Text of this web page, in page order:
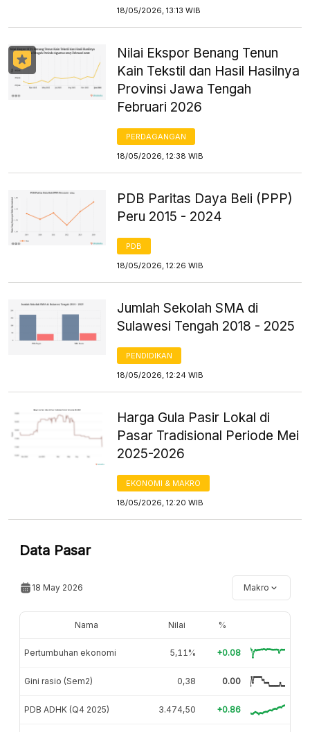
18/05/2026, 13:13 WIB
Nilai Ekspor Benang Tenun
Kain Tekstil dan Hasil Hasilnya
Provinsi Jawa Tengah
Februari 2026
PERDAGANGAN
18/05/2026, 12:38 WIB
PDB Paritas Daya Beli (PPP)
Peru 2015 - 2024
PDB
18/05/2026, 12:26 WIB
Jumlah Sekolah SMA di
Sulawesi Tengah 2018 - 2025
PENDIDIKAN
18/05/2026, 12:24 WIB
Harga Gula Pasir Lokal di
Pasar Tradisional Periode Mei
2025-2026
EKONOMI & MAKRO
18/05/2026, 12:20 WIB
Data Pasar
18 May 2026 Makro
Nama Nilai %
Pertumbuhan ekonomi 5,11% +0.08
Gini rasio (Sem2) 0,38 0.00
PDB ADHK (Q4 2025) 3.474,50 +0.86